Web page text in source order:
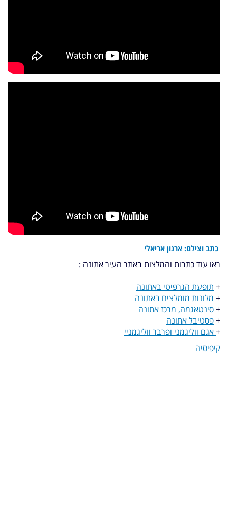
כתב וצילם: ארנון אריאלי
ראו עוד כתבות והמלצות באתר העיר אתונה :
+ תופעת הגרפיטי באתונה
+ מלונות מומלצים באתונה
+סינטאגמה, מרכז אתונה
+פסטיבל אתונה
+אגם ווליגמני ופרבר ווליגמניי
קיפיסיה